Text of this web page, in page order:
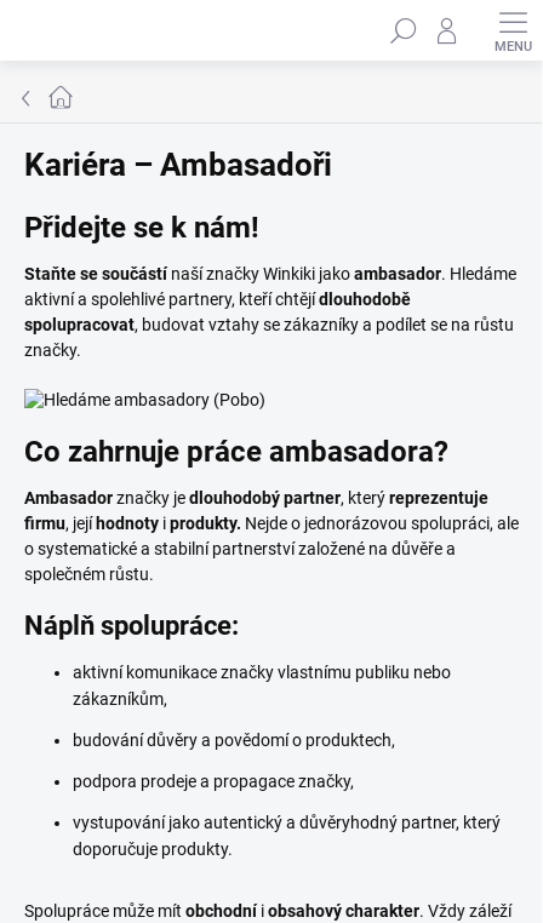
Hledat
Domů
Kariéra – Ambasadoři
Přidejte se k nám!
Staňte se součástínaší značky Winkiki jakoambasador. Hledáme
aktivní a spolehlivé partnery, kteří chtějídlouhodobě
spolupracovat, budovat vztahy se zákazníky a podílet se na růstu
značky.
Co zahrnuje práce ambasadora?
Ambasadorznačky jedlouhodobý partner, kterýreprezentuje
firmu, jejíhodnoty iprodukty. Nejde o jednorázovou spolupráci, ale
o systematické a stabilní partnerství založené na důvěře a
společném růstu.
Náplň spolupráce:
aktivní komunikace značky vlastnímu publiku nebo
zákazníkům,
budování důvěry a povědomí o produktech,
podpora prodeje a propagace značky,
vystupování jako autentický a důvěryhodný partner, který
doporučuje produkty.
Spolupráce může mít obchodníiobsahový charakter. Vždy záleží